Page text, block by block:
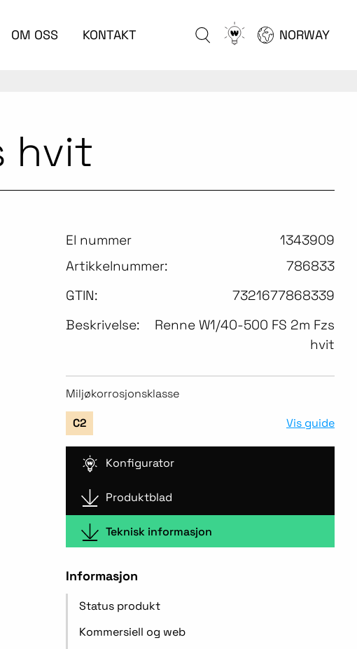
OM OSS KONTAKT
Go
to
NORWAY
hvit
El nummer
1343909
Artikkelnummer:
786833
GTIN:
7321677868339
Beskrivelse:
Renne W1/40-500 FS 2m Fzs
hvit
Miljøkorrosjonsklasse
C2 Vis guide
Konfigurator
Produktblad
Teknisk informasjon
Informasjon
Status produkt
Kommersiell og web